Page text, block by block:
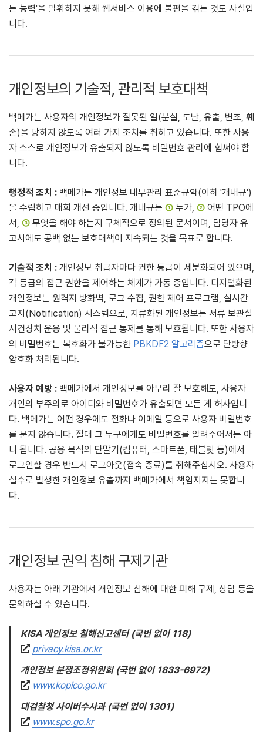
는 능력'을 발휘하지 못해 웹서비스 이용에 불편을 겪는 것도 사실입
니다.
개인정보의 기술적, 관리적 보호대책
백메가는 사용자의 개인정보가 잘못된 일(분실, 도난, 유출, 변조, 훼
손)을 당하지 않도록 여러 가지 조치를 취하고 있습니다. 또한 사용
자 스스로 개인정보가 유출되지 않도록 비밀번호 관리에 힘써야 합
니다.
행정적 조치 : 백메가는 개인정보 내부관리 표준규약(이하 '개내규')
을 수립하고 매회 개선 중입니다. 개내규는 ① 누가, ② 어떤 TPO에
서, ③ 무엇을 해야 하는지 구체적으로 정의된 문서이며, 담당자 유
고시에도 공백 없는 보호대책이 지속되는 것을 목표로 합니다.
기술적 조치 : 개인정보 취급자마다 권한 등급이 세분화되어 있으며,
각 등급의 접근 권한을 제어하는 체계가 가동 중입니다. 디지털화된
개인정보는 원격지 방화벽, 로그 수집, 권한 제어 프로그램, 실시간
고지(Notification) 시스템으로, 지류화된 개인정보는 서류 보관실
시건장치 운용 및 물리적 접근 통제를 통해 보호됩니다. 또한 사용자
의 비밀번호는 복호화가 불가능한 PBKDF2 알고리즘으로 단방향
암호화 처리됩니다.
사용자 예방 : 백메가에서 개인정보를 아무리 잘 보호해도, 사용자
개인의 부주의로 아이디와 비밀번호가 유출되면 모든 게 허사입니
다. 백메가는 어떤 경우에도 전화나 이메일 등으로 사용자 비밀번호
를 묻지 않습니다. 절대 그 누구에게도 비밀번호를 알려주어서는 아
니 됩니다. 공용 목적의 단말기(컴퓨터, 스마트폰, 태블릿 등)에서
로그인할 경우 반드시 로그아웃(접속 종료)를 취해주십시오. 사용자
실수로 발생한 개인정보 유출까지 백메가에서 책임지지는 못합니
다.
개인정보 권익 침해 구제기관
사용자는 아래 기관에서 개인정보 침해에 대한 피해 구제, 상담 등을
문의하실 수 있습니다.
KISA 개인정보 침해신고센터 (국번 없이 118)
privacy.kisa.or.kr
개인정보 분쟁조정위원회 (국번 없이 1833-6972)
www.kopico.go.kr
대검찰청 사이버수사과 (국번 없이 1301)
www.spo.go.kr